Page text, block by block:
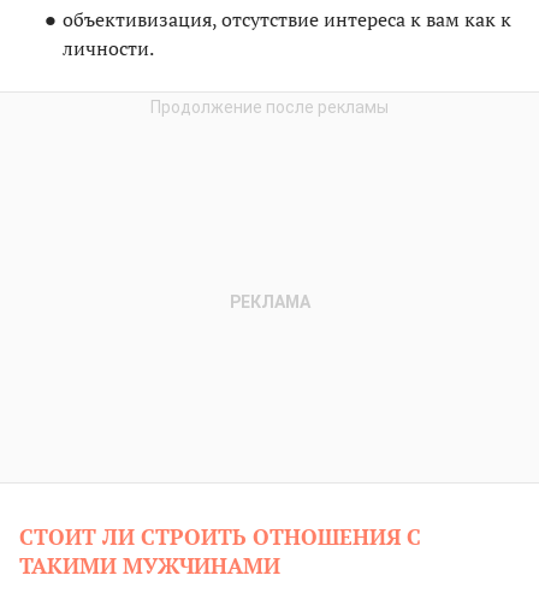
объективизация, отсутствие интереса к вам как к
личности.
СТОИТ ЛИ СТРОИТЬ ОТНОШЕНИЯ С
ТАКИМИ МУЖЧИНАМИ